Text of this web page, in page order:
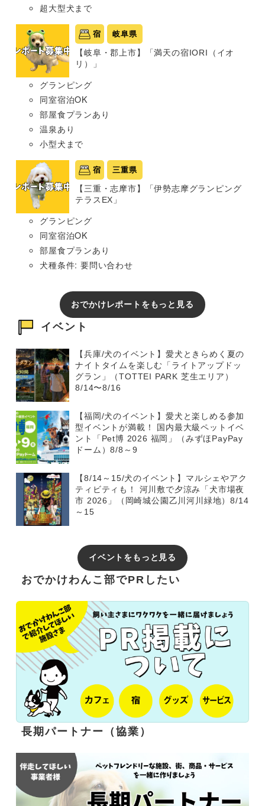
超大型犬まで
宿 岐阜県
【岐阜・郡上市】「満天の宿IORI（イオ
リ）」
グランピング
同室宿泊OK
部屋食プランあり
温泉あり
小型犬まで
宿 三重県
【三重・志摩市】「伊勢志摩グランピング
テラスEX」
グランピング
同室宿泊OK
部屋食プランあり
犬種条件: 要問い合わせ
おでかけレポートをもっと見る
イベント
【兵庫/犬のイベント】愛犬ときらめく夏の
ナイトタイムを楽しむ「ライトアップドッ
グラン」（TOTTEI PARK 芝生エリア）
8/14〜8/16
【福岡/犬のイベント】愛犬と楽しめる参加
型イベントが満載！ 国内最大級ペットイベ
ント「Pet博 2026 福岡」（みずほPayPay
ドーム）8/8～9
【8/14～15/犬のイベント】マルシェやアク
ティビティも！ 河川敷で夕涼み「犬市場夜
市 2026」（岡崎城公園乙川河川緑地）8/14
～15
イベントをもっと見る
おでかけわんこ部でPRしたい
長期パートナー（協業）